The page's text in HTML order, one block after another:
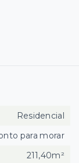
Residencial
para morar
211,40m²